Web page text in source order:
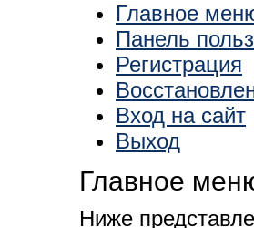
Главное
Панель
Регистрация
Вход на сайт
Выход
Главное
Ниже